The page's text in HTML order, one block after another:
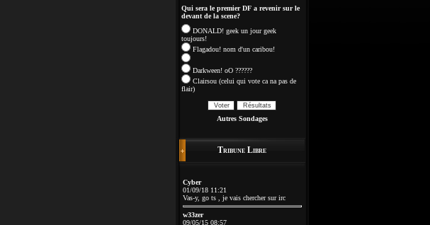
Qui sera le premier DF a revenir sur le
devant de la scene?
DONALD! geek un jour geek
toujours!
Flagadou! nom d'un caribou!
Darkween! oO ??????
Clairsou (celui qui vote ca na pas de
flair)
Autres Sondages
Tribune Libre
Cyber
01/09/18 11:21
Vas-y, go ts , je vais chercher sur irc
w33zer
09/05/15 08:57